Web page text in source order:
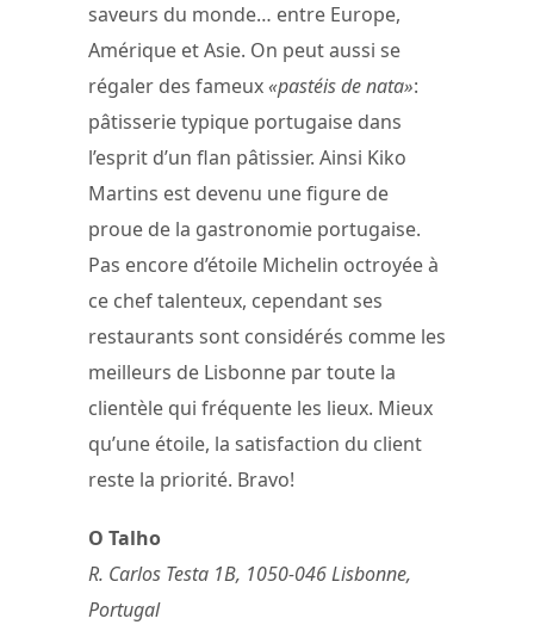
saveurs du monde… entre Europe,
Amérique et Asie. On peut aussi se
régaler des fameux«pastéis de nata»:
pâtisserie typique portugaise dans
l’esprit d’un flan pâtissier. Ainsi Kiko
Martins est devenu une figure de
proue de la gastronomie portugaise.
Pas encore d’étoile Michelin octroyée à
ce chef talenteux, cependant ses
restaurants sont considérés comme les
meilleurs de Lisbonne par toute la
clientèle qui fréquente les lieux. Mieux
qu’une étoile, la satisfaction du client
reste la priorité. Bravo!
O Talho
R. Carlos Testa 1B, 1050-046 Lisbonne,
Portugal